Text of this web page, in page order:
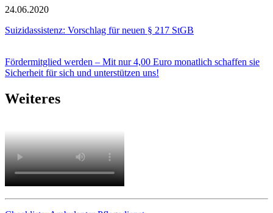
24.06.2020
Suizidassistenz: Vorschlag für neuen § 217 StGB
Fördermitglied werden – Mit nur 4,00 Euro monatlich schaffen sie
Sicherheit für sich und unterstützen uns!
Weiteres